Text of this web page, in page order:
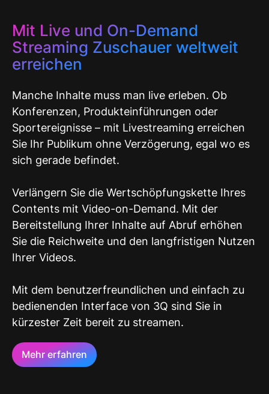
Mit Live und On-Demand
Streaming Zuschauer weltweit
erreichen
Manche Inhalte muss man live erleben. Ob
Konferenzen, Produkteinführungen oder
Sportereignisse – mit Livestreaming erreichen
Sie Ihr Publikum ohne Verzögerung, egal wo es
sich gerade befindet.
Verlängern Sie die Wertschöpfungskette Ihres
Contents mit Video-on-Demand. Mit der
Bereitstellung Ihrer Inhalte auf Abruf erhöhen
Sie die Reichweite und den langfristigen Nutzen
Ihrer Videos.
Mit dem benutzerfreundlichen und einfach zu
bedienenden Interface von 3Q sind Sie in
kürzester Zeit bereit zu streamen.
Mehr erfahren